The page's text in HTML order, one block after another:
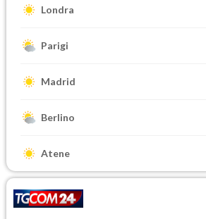
Londra
Parigi
Madrid
Berlino
Atene